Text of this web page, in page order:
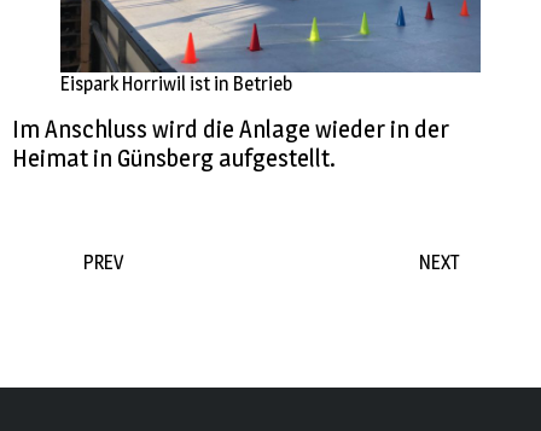
Eispark Horriwil ist in Betrieb
Im Anschluss wird die Anlage wieder in der
Heimat in Günsberg aufgestellt.
PREV NEXT